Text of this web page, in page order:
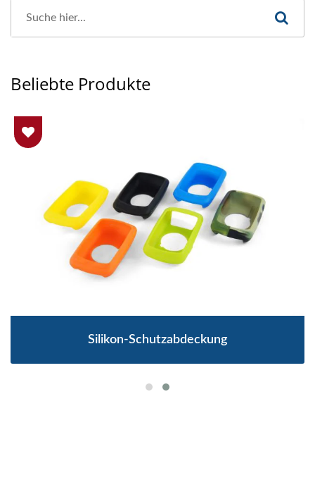
Beliebte Produkte
Silikon-Schutzabdeckung